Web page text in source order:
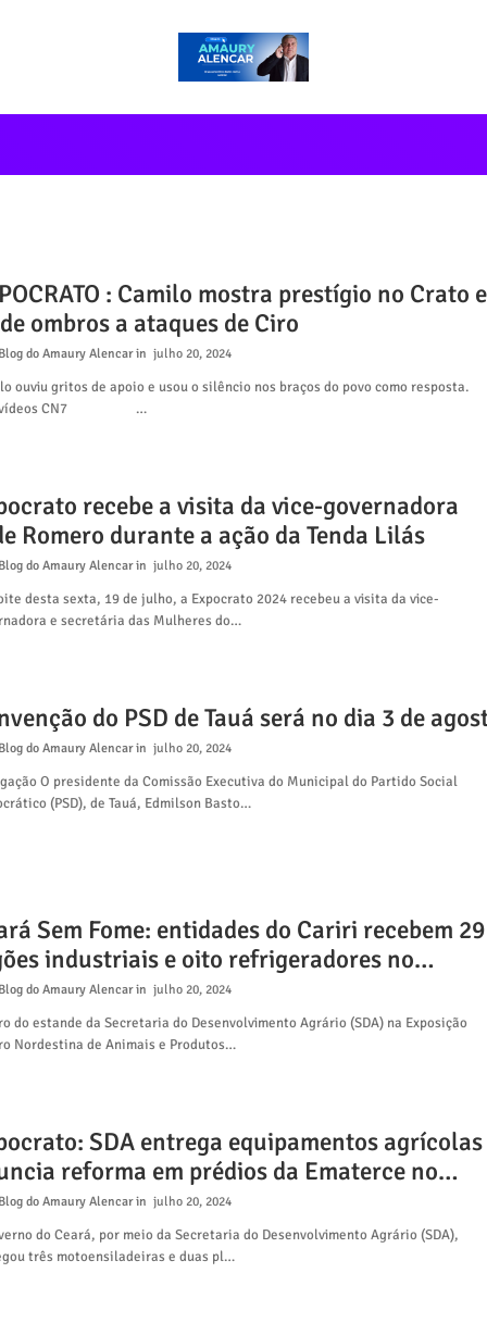
: Camilo mostra prestígio no Crato e
ombros a ataques de Ciro
Blog do Amaury Alencar julho 20, 2024
ouviu gritos de apoio e usou o silêncio nos braços do povo como resposta.
vídeos CN7 …
recebe a visita da vice-governadora
Romero durante a ação da Tenda Lilás
Blog do Amaury Alencar julho 20, 2024
desta sexta, 19 de julho, a Expocrato 2024 recebeu a visita da vice-
e secretária das Mulheres do…
do PSD de Tauá será no dia 3 de
Blog do Amaury Alencar julho 20, 2024
O presidente da Comissão Executiva do Municipal do Partido Social
(PSD), de Tauá, Edmilson Basto…
Sem Fome: entidades do Cariri recebem 29
industriais e oito refrigeradores no
da SDA na Expocrato
Blog do Amaury Alencar julho 20, 2024
do estande da Secretaria do Desenvolvimento Agrário (SDA) na Exposição
Nordestina de Animais e Produtos…
SDA entrega equipamentos agrícolas
reforma em prédios da Ematerce no
Blog do Amaury Alencar julho 20, 2024
do Ceará, por meio da Secretaria do Desenvolvimento Agrário (SDA),
três motoensiladeiras e duas pl…